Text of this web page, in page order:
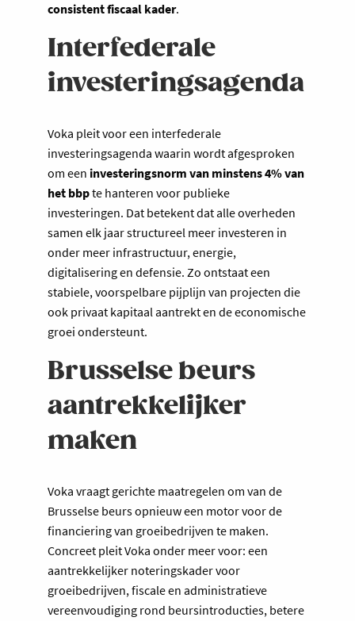
consistent fiscaal kader.
Interfederale
investeringsagenda
Voka pleit voor een interfederale
investeringsagenda waarin wordt afgesproken
om een investeringsnorm van minstens 4% van
het bbpte hanteren voor publieke
investeringen. Dat betekent dat alle overheden
samen elk jaar structureel meer investeren in
onder meer infrastructuur, energie,
digitalisering en defensie. Zo ontstaat een
stabiele, voorspelbare pijplijn van projecten die
ook privaat kapitaal aantrekt en de economische
groei ondersteunt.
Brusselse beurs
aantrekkelijker
maken
Voka vraagt gerichte maatregelen om van de
Brusselse beurs opnieuw een motor voor de
financiering van groeibedrijven te maken.
Concreet pleit Voka onder meer voor: een
aantrekkelijker noteringskader voor
groeibedrijven, fiscale en administratieve
vereenvoudiging rond beursintroducties, betere